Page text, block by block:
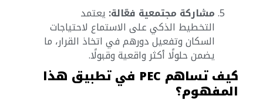
مشاركة مجتمعية فعّالة: يعتمد
التخطيط الذكي على الاستماع لاحتياجات
السكان وتفعيل دورهم في اتخاذ القرار، ما
يضمن حلولًا أكثر واقعية وقبولًا.
كيف تساهم PEC في تطبيق هذا
المفهوم؟